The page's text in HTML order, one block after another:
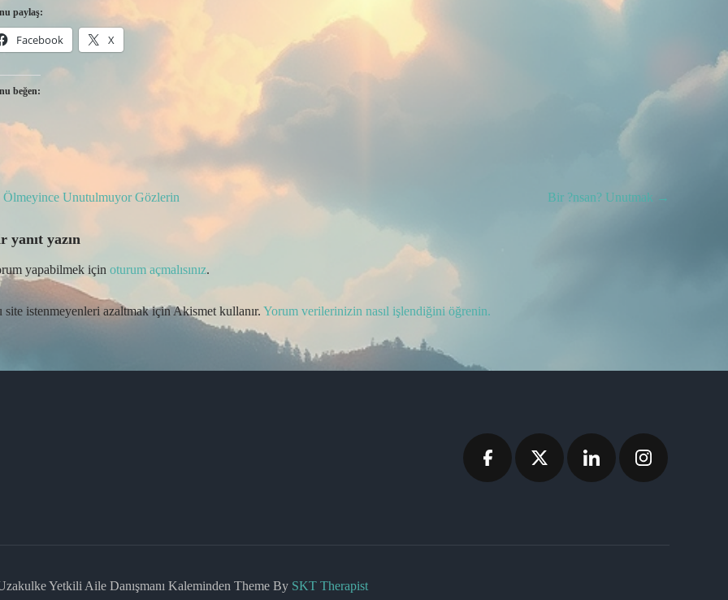
paylaş:
Facebook X
beğen:
Ölmeyince Unutulmuyor Gözlerin Bir ?nsan? Unutmak →
yanıt yazın
yapabilmek için oturum açmalısınız.
site istenmeyenleri azaltmak için Akismet kullanır. Yorum verilerinizin nasıl işlendiğini öğrenin.
Yetkili Aile Danışmanı Kaleminden Theme By SKT Therapist